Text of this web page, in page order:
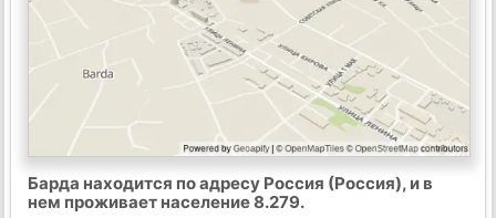
Барда находится по адресу Россия (Россия), и в
нем проживает население 8.279.